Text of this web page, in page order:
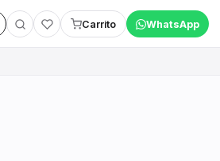
Carrito WhatsApp